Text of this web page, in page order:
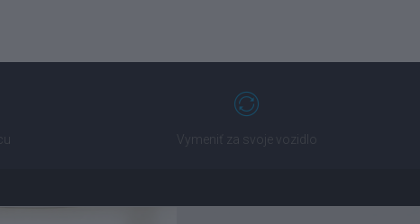
Vymeniť za svoje vozidlo